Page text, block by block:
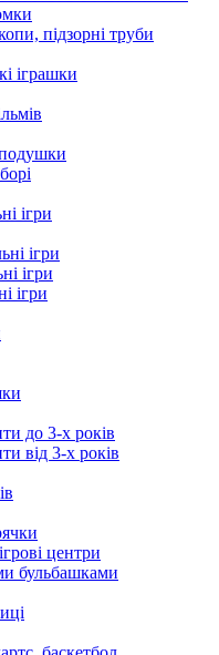
підзорні труби
іграшки
ігри
ігри
ігри
ігри
до 3-х років
від 3-х років
центри
бульбашками